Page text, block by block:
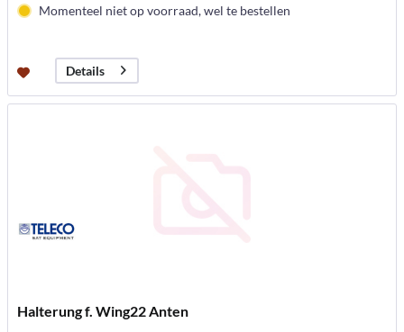
Momenteel niet op voorraad, wel te bestellen
Details
Halterung f. Wing22 Anten